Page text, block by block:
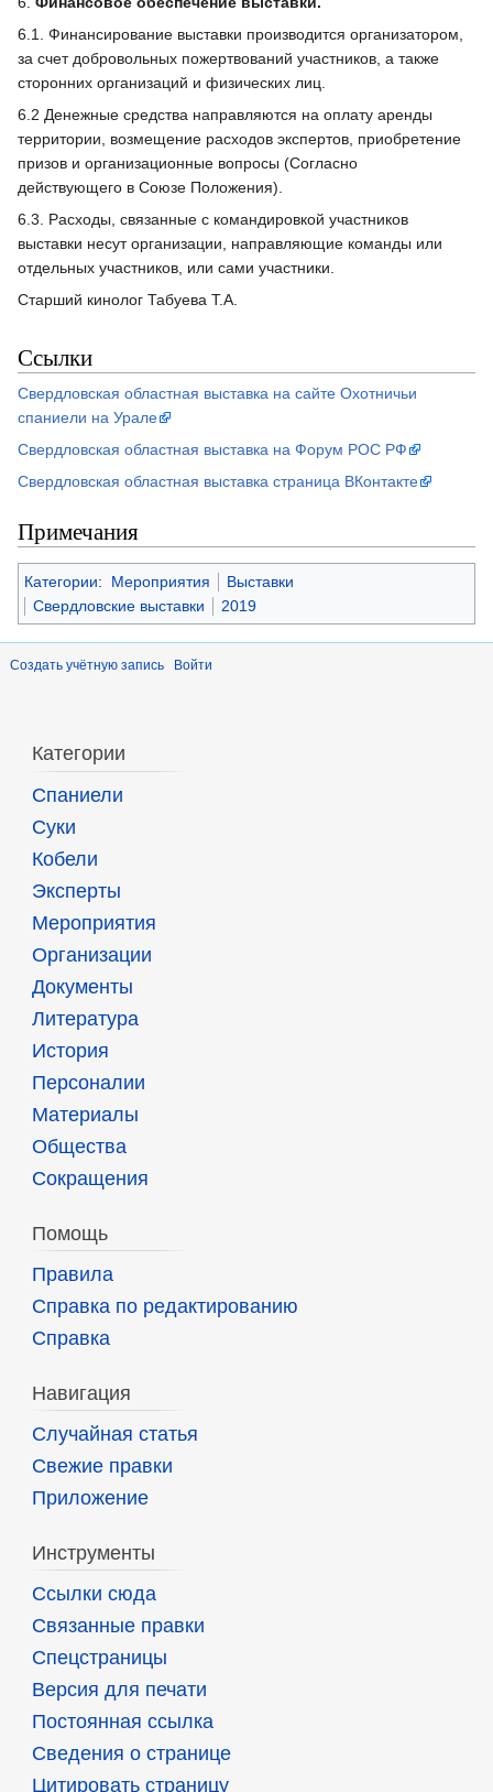
6.1. Финансирование выставки производится организатором,
за счет добровольных пожертвований участников, а также
сторонних организаций и физических лиц.
6.2 Денежные средства направляются на оплату аренды
территории, возмещение расходов экспертов, приобретение
призов и организационные вопросы (Согласно
действующего в Союзе Положения).
6.3. Расходы, связанные с командировкой участников
выставки несут организации, направляющие команды или
отдельных участников, или сами участники.
Старший кинолог Табуева Т.А.
Ссылки
Свердловская областная выставка на сайте Охотничьи
спаниели на Урале
Свердловская областная выставка на Форум РОС РФ
Свердловская областная выставка страница ВКонтакте
Примечания
Категории: Мероприятия
Выставки
Свердловские выставки
2019
Создать учётную запись Войти
Категории
Спаниели
Суки
Кобели
Эксперты
Мероприятия
Организации
Документы
Литература
История
Персоналии
Материалы
Общества
Сокращения
Помощь
Правила
Справка по редактированию
Справка
Навигация
Случайная статья
Свежие правки
Приложение
Инструменты
Ссылки сюда
Связанные правки
Спецстраницы
Версия для печати
Постоянная ссылка
Сведения о странице
Цитировать страницу